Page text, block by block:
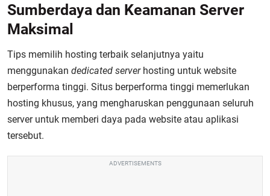
Sumberdaya dan Keamanan Server
Maksimal
Tips memilih hosting terbaik selanjutnya yaitu
menggunakan dedicated serverhosting untuk website
berperforma tinggi. Situs berperforma tinggi memerlukan
hosting khusus, yang mengharuskan penggunaan seluruh
server untuk memberi daya pada website atau aplikasi
tersebut.
ADVERTISEMENTS